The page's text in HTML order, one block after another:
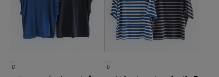
D
ディー
D
ディー